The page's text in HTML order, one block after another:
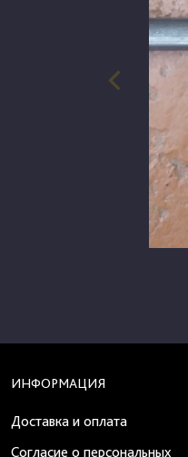
ИНФОРМАЦИЯ
Доставка и оплата
Согласие о персональных